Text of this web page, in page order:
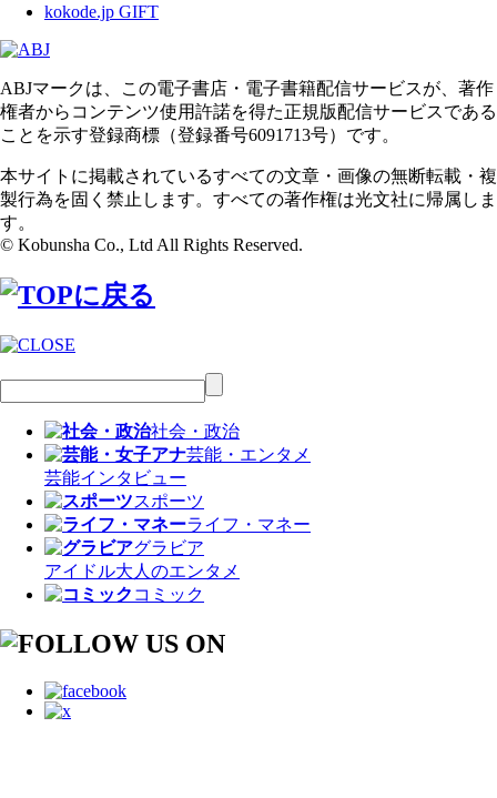
kokode.jp GIFT
ABJマークは、この電子書店・電子書籍配信サービスが、著作
権者からコンテンツ使用許諾を得た正規版配信サービスである
ことを示す登録商標（登録番号6091713号）です。
本サイトに掲載されているすべての文章・画像の無断転載・複
製行為を固く禁止します。すべての著作権は光文社に帰属しま
す。
© Kobunsha Co., Ltd All Rights Reserved.
社会・政治
芸能・エンタメ
芸能インタビュー
スポーツ
ライフ・マネー
グラビア
アイドル大人のエンタメ
コミック